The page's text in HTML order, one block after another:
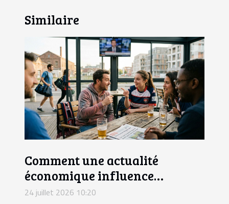
Similaire
Comment une actualité
économique influence
l'identité sportive d'une région
24 juillet 2026 10:20